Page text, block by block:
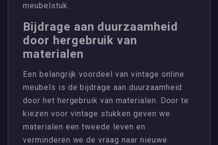
meubelstuk.
Bijdrage aan duurzaamheid
door hergebruik van
materialen
Een belangrijk voordeel van vintage online
meubels is de bijdrage aan duurzaamheid
door het hergebruik van materialen. Door te
kiezen voor vintage stukken geven we
materialen een tweede leven en
verminderen we de vraag naar nieuwe